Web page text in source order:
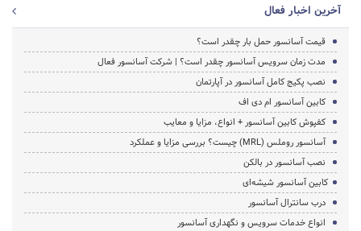
آخرین اخبار فعال
قیمت آسانسور حمل بار چقدر است؟
مدت زمان سرویس آسانسور چقدر است؟ | شرکت آسانسور فعال
نصب پکیج کامل آسانسور در آپارتمان
کابین آسانسور ام دی اف
کفپوش کابین آسانسور + انواع، مزایا و معایب
آسانسور روملس (MRL) چیست؟ بررسی مزایا و عملکرد
نصب آسانسور در بالکن
کابین آسانسور شیشه‌ای
درب سانترال آسانسور
انواع خدمات سرویس و نگهداری آسانسور